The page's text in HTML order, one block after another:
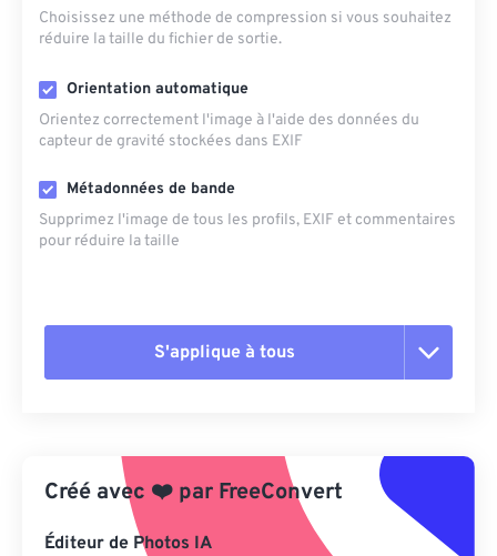
Choisissez une méthode de compression si vous souhaitez
réduire la taille du fichier de sortie.
Orientation automatique
Orientez correctement l'image à l'aide des données du
capteur de gravité stockées dans EXIF
Métadonnées de bande
Supprimez l'image de tous les profils, EXIF ​​et commentaires
pour réduire la taille
S'applique à tous
Appliquer à partir du préréglage
Enregistrer comme préréglage
Créé avec ❤️ par FreeConvert
Éditeur de Photos IA